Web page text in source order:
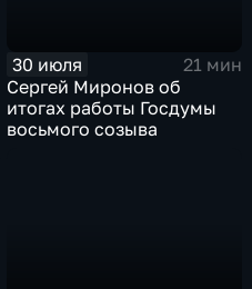
30 июля
21 мин
Сергей Миронов об
итогах работы Госдумы
восьмого созыва